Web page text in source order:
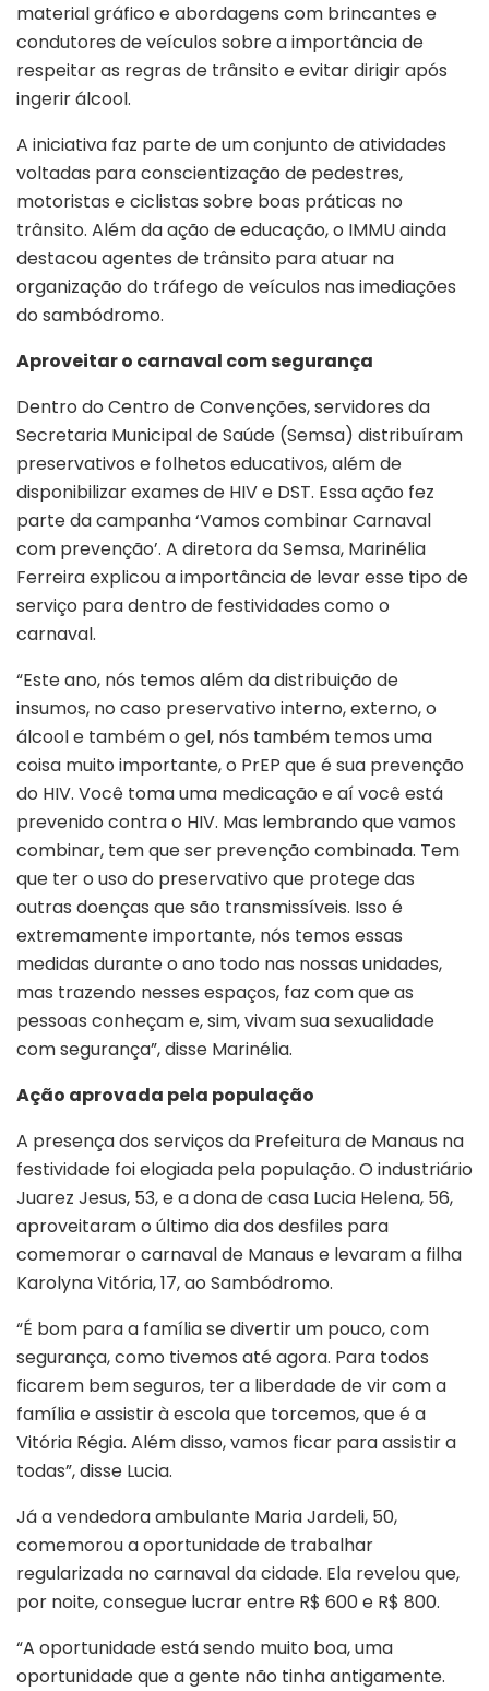
material gráfico e abordagens com brincantes e
condutores de veículos sobre a importância de
respeitar as regras de trânsito e evitar dirigir após
ingerir álcool.
A iniciativa faz parte de um conjunto de atividades
voltadas para conscientização de pedestres,
motoristas e ciclistas sobre boas práticas no
trânsito. Além da ação de educação, o IMMU ainda
destacou agentes de trânsito para atuar na
organização do tráfego de veículos nas imediações
do sambódromo.
Aproveitar o carnaval com segurança
Dentro do Centro de Convenções, servidores da
Secretaria Municipal de Saúde (Semsa) distribuíram
preservativos e folhetos educativos, além de
disponibilizar exames de HIV e DST. Essa ação fez
parte da campanha ‘Vamos combinar Carnaval
com prevenção’. A diretora da Semsa, Marinélia
Ferreira explicou a importância de levar esse tipo de
serviço para dentro de festividades como o
carnaval.
“Este ano, nós temos além da distribuição de
insumos, no caso preservativo interno, externo, o
álcool e também o gel, nós também temos uma
coisa muito importante, o PrEP que é sua prevenção
do HIV. Você toma uma medicação e aí você está
prevenido contra o HIV. Mas lembrando que vamos
combinar, tem que ser prevenção combinada. Tem
que ter o uso do preservativo que protege das
outras doenças que são transmissíveis. Isso é
extremamente importante, nós temos essas
medidas durante o ano todo nas nossas unidades,
mas trazendo nesses espaços, faz com que as
pessoas conheçam e, sim, vivam sua sexualidade
com segurança”, disse Marinélia.
Ação aprovada pela população
A presença dos serviços da Prefeitura de Manaus na
festividade foi elogiada pela população. O industriário
Juarez Jesus, 53, e a dona de casa Lucia Helena, 56,
aproveitaram o último dia dos desfiles para
comemorar o carnaval de Manaus e levaram a filha
Karolyna Vitória, 17, ao Sambódromo.
“É bom para a família se divertir um pouco, com
segurança, como tivemos até agora. Para todos
ficarem bem seguros, ter a liberdade de vir com a
família e assistir à escola que torcemos, que é a
Vitória Régia. Além disso, vamos ficar para assistir a
todas”, disse Lucia.
Já a vendedora ambulante Maria Jardeli, 50,
comemorou a oportunidade de trabalhar
regularizada no carnaval da cidade. Ela revelou que,
por noite, consegue lucrar entre R$ 600 e R$ 800.
“A oportunidade está sendo muito boa, uma
oportunidade que a gente não tinha antigamente.